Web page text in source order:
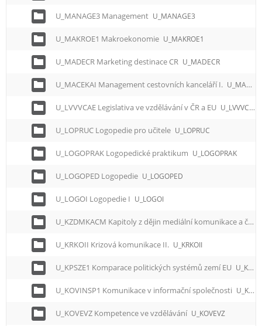
U_MANAGE3 Management U_MANAGE3
U_MAKROE1 Makroekonomie U_MAKROE1
U_MADECR Marketing destinace CR U_MADECR
U_MACEKAI Management cestovních kanceláří I. U_MACEKAI
U_LVVVCAE Legislativa ve vzdělávání v ČR a EU U_LVVVCAE
U_LOPRUC Logopedie pro učitele U_LOPRUC
U_LOGOPRAK Logopedické praktikum U_LOGOPRAK
U_LOGOPED Logopedie U_LOGOPED
U_LOGOI Logopedie I U_LOGOI
U_KZDMKACM Kapitoly z dějin mediální komunikace a českých médií
U_KRKOII Krizová komunikace II. U_KRKOII
U_KPSZE1 Komparace politických systémů zemí EU U_KPSZE1
U_KOVINSP1 Komunikace v informační společnosti U_KOVINSP1
U_KOVEVZ Kompetence ve vzdělávání U_KOVEVZ